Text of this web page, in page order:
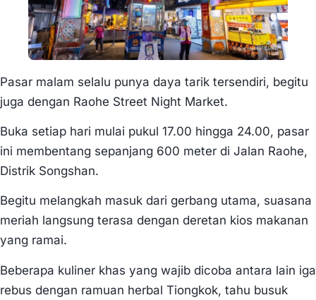
Pasar malam selalu punya daya tarik tersendiri, begitu
juga dengan Raohe Street Night Market.
Buka setiap hari mulai pukul 17.00 hingga 24.00, pasar
ini membentang sepanjang 600 meter di Jalan Raohe,
Distrik Songshan.
Begitu melangkah masuk dari gerbang utama, suasana
meriah langsung terasa dengan deretan kios makanan
yang ramai.
Beberapa kuliner khas yang wajib dicoba antara lain iga
rebus dengan ramuan herbal Tiongkok, tahu busuk